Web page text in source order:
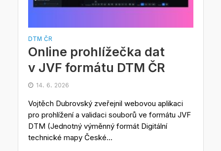
DTM ČR
Online prohlížečka dat
v JVF formátu DTM ČR
14. 6. 2026
Vojtěch Dubrovský zveřejnil webovou aplikaci
pro prohlížení a validaci souborů ve formátu JVF
DTM (Jednotný výměnný formát Digitální
technické mapy České...